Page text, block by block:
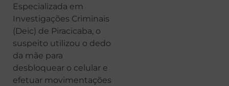
Especializada em
Investigações Criminais
(Deic) de Piracicaba, o
suspeito utilizou o dedo
da mãe para
desbloquear o celular e
efetuar movimentações